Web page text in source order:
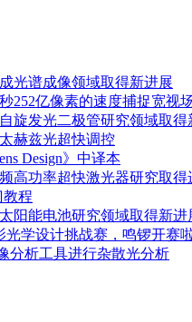
光谱成像领域取得新进展
252亿像素的速度捕捉宽视
旋发光二极管研究领域取得
赫兹光超快调控
Design》中译本
高功率超快激光器研究取得
教程
阳能电池研究领域取得新进
光学设计挑战赛，鸣锣开赛啦
分析工具进行杂散光分析